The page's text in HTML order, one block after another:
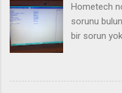
Hometech
sorunu
bir sorun
Kanalimiza